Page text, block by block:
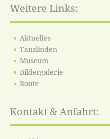
Weitere Links:
Aktuelles
Tanzlinden
Museum
Bildergalerie
Route
Kontakt & Anfahrt: